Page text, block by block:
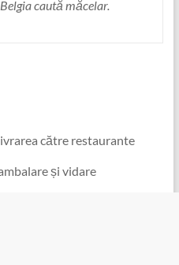
caută măcelar.
către restaurante
și vidare